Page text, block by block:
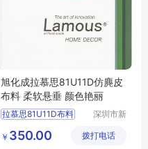
旭化成拉慕思81U11D仿麂皮
布料 柔软悬垂 颜色艳丽
拉慕思81U11D布料
ASAHIKASEI布料
深圳市新
链有限公
￥ 350.00 拨打电话